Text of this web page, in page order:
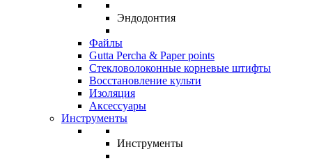
Эндодонтия
Файлы
Gutta Percha & Paper points
Стекловолоконные корневые штифты
Восстановление культи
Изоляция
Аксессуары
Инструменты
Инструменты